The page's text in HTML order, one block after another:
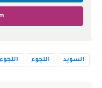
السويد اللجوء